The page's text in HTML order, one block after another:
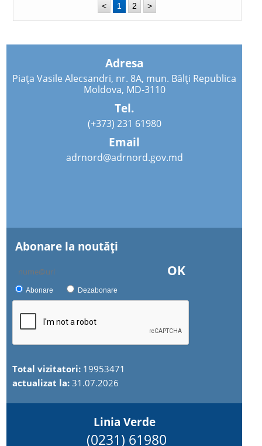
< 1 2 >
Adresa
Piața Vasile Alecsandri, nr. 8A, mun. Bălți Republica
Moldova, MD-3110
Tel.
(+373) 231 61980
Email
adrnord@adrnord.gov.md
Abonare la noutăţi
OK
Abonare Dezabonare
Total vizitatori: 19953471
actualizat la:31.07.2026
Linia Verde
(0231) 61980